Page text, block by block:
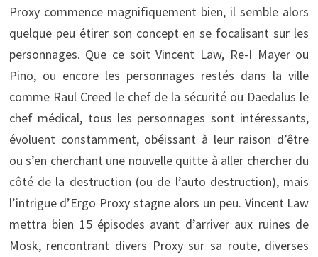
Proxy commence magnifiquement bien, il semble alors
quelque peu étirer son concept en se focalisant sur les
personnages. Que ce soit Vincent Law, Re-I Mayer ou
Pino, ou encore les personnages restés dans la ville
comme Raul Creed le chef de la sécurité ou Daedalus le
chef médical, tous les personnages sont intéressants,
évoluent constamment, obéissant à leur raison d’être
ou s’en cherchant une nouvelle quitte à aller chercher du
côté de la destruction (ou de l’auto destruction), mais
l’intrigue d’Ergo Proxy stagne alors un peu. Vincent Law
mettra bien 15 épisodes avant d’arriver aux ruines de
Mosk, rencontrant divers Proxy sur sa route, diverses